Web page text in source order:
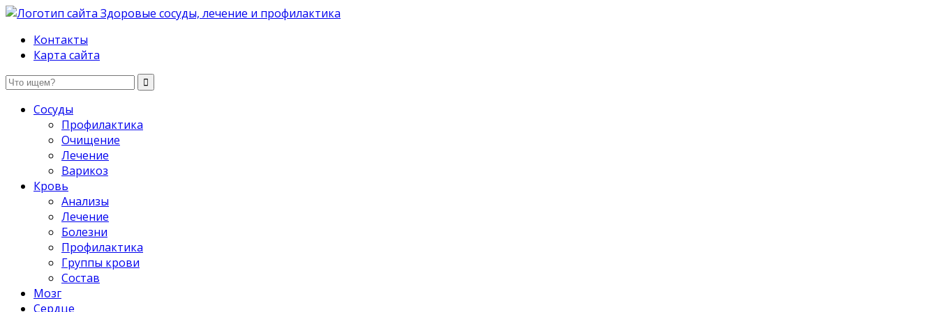
Здоровые сосуды, лечение и профилактика
Контакты
Карта сайта
Сосуды
Профилактика
Очищение
Лечение
Варикоз
Кровь
Анализы
Лечение
Болезни
Профилактика
Группы крови
Состав
Мозг
Сердце